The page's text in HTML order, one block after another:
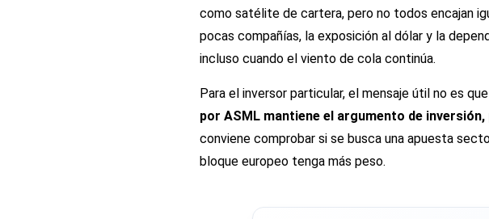
como satélite de cartera, pero no todos encajan
pocas compañías, la exposición al dólar y la
incluso cuando el viento de cola continúa.
Para el inversor particular, el mensaje útil no es
por ASML mantiene el argumento de
conviene comprobar si se busca una apuesta
bloque europeo tenga más peso.